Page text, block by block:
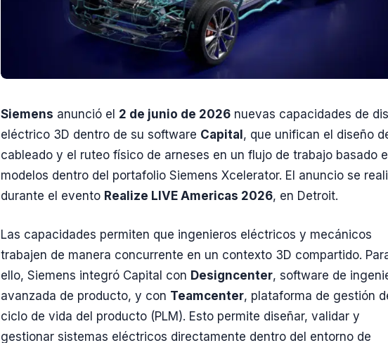
Siemens anunció el 2 de junio de 2026 nuevas capacidades de
eléctrico 3D dentro de su software Capital , que unifican el diseño
cableado y el ruteo físico de arneses en un flujo de trabajo basado
modelos dentro del portafolio Siemens Xcelerator. El anuncio se
durante el evento Realize LIVE Americas 2026, en Detroit.
Las capacidades permiten que ingenieros eléctricos y mecánicos
trabajen de manera concurrente en un contexto 3D compartido.
ello, Siemens integró Capital con Designcenter, software de
avanzada de producto, y con Teamcenter, plataforma de gestión
ciclo de vida del producto (PLM). Esto permite diseñar, validar y
gestionar sistemas eléctricos directamente dentro del entorno de